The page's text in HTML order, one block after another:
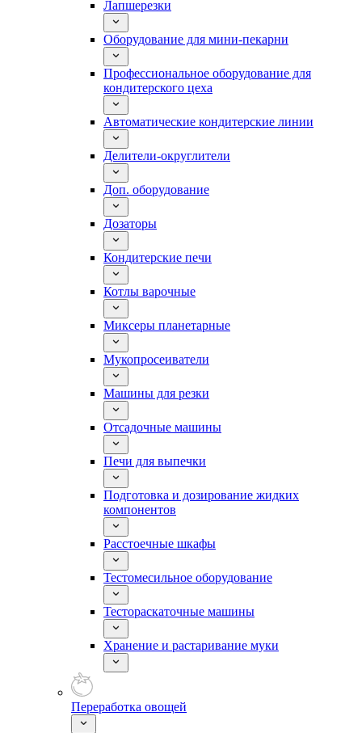
Лапшерезки
Оборудование для мини-пекарни
Профессиональное оборудование для
кондитерского цеха
Автоматические кондитерские линии
Делители-округлители
Доп. оборудование
Дозаторы
Кондитерские печи
Котлы варочные
Миксеры планетарные
Мукопросеиватели
Машины для резки
Отсадочные машины
Печи для выпечки
Подготовка и дозирование жидких
компонентов
Расстоечные шкафы
Тестомесильное оборудование
Тестораскаточные машины
Хранение и растаривание муки
Переработка овощей